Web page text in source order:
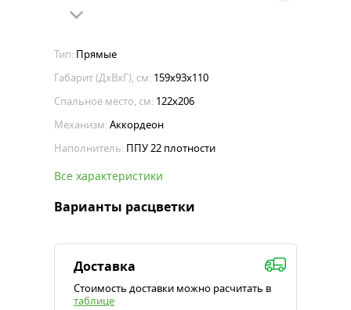
Тип: Прямые
Габарит (ДхВхГ), см: 159х93х110
Спальное место, см: 122x206
Механизм:Аккордеон
Наполнитель: ППУ 22 плотности
Все характеристики
Варианты расцветки
Доставка
Стоимость доставки можно расчитать в
таблице